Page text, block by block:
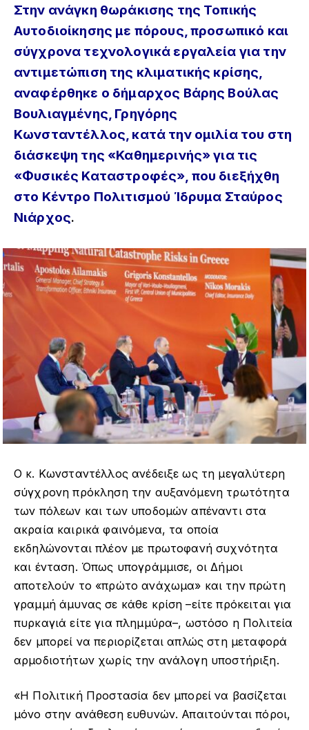
Στην ανάγκη θωράκισης της Τοπικής
Αυτοδιοίκησης με πόρους, προσωπικό και
σύγχρονα τεχνολογικά εργαλεία για την
αντιμετώπιση της κλιματικής κρίσης,
αναφέρθηκε ο δήμαρχος Βάρης Βούλας
Βουλιαγμένης, Γρηγόρης
Κωνσταντέλλος, κατά την ομιλία του στη
διάσκεψη της «Καθημερινής» για τις
«Φυσικές Καταστροφές», που διεξήχθη
στο Κέντρο Πολιτισμού Ίδρυμα Σταύρος
Νιάρχος.
Ο κ. Κωνσταντέλλος ανέδειξε ως τη μεγαλύτερη
σύγχρονη πρόκληση την αυξανόμενη τρωτότητα
των πόλεων και των υποδομών απέναντι στα
ακραία καιρικά φαινόμενα, τα οποία
εκδηλώνονται πλέον με πρωτοφανή συχνότητα
και ένταση. Όπως υπογράμμισε, οι Δήμοι
αποτελούν το «πρώτο ανάχωμα» και την πρώτη
γραμμή άμυνας σε κάθε κρίση –είτε πρόκειται για
πυρκαγιά είτε για πλημμύρα–, ωστόσο η Πολιτεία
δεν μπορεί να περιορίζεται απλώς στη μεταφορά
αρμοδιοτήτων χωρίς την ανάλογη υποστήριξη.
«Η Πολιτική Προστασία δεν μπορεί να βασίζεται
μόνο στην ανάθεση ευθυνών. Απαιτούνται πόροι,